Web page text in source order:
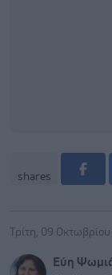
shares
Τρίτη, 09 Οκτωβρίου
Εύη